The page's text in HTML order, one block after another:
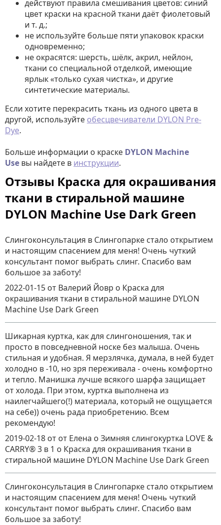
действуют правила смешивания цветов: синий
цвет краски на красной ткани даёт фиолетовый
и т. д.;
не используйте больше пяти упаковок краски
одновременно;
не окрасятся: шерсть, шёлк, акрил, нейлон,
ткани со специальной отделкой, имеющие
ярлык «только сухая чистка», и другие
синтетические материалы.
Если хотите перекрасить ткань из одного цвета в
другой, используйте обесцвечиватели DYLON Pre-
Dye.
Больше информации о краске DYLON Machine
Use вы найдете в инструкции.
Отзывы Краска для окрашивания
ткани в стиральной машине
DYLON Machine Use Dark Green
Слингоконсультация в Слингопарке стало открытием
и настоящим спасением для меня! Очень чуткий
консультант помог выбрать слинг. Спасибо вам
большое за заботу!
2022-01-15 от Валерий Йовр о Краска для
окрашивания ткани в стиральной машине DYLON
Machine Use Dark Green
Шикарная куртка, как для слингоношения, так и
просто в повседневной носке без малыша. Очень
стильная и удобная. Я мерзлячка, думала, в ней будет
холодно в -10, но зря переживала - очень комфортно
и тепло. Манишка лучше всякого шарфа защищает
от холода. При этом, куртка выполнена из
наилегчайшего(!) материала, который не ощущается
на себе)) очень рада приобретению. Всем
рекомендую!
2019-02-18 от от Елена о Зимняя слингокуртка LOVE &
CARRY® 3 в 1 о Краска для окрашивания ткани в
стиральной машине DYLON Machine Use Dark Green
Слингоконсультация в Слингопарке стало открытием
и настоящим спасением для меня! Очень чуткий
консультант помог выбрать слинг. Спасибо вам
большое за заботу!